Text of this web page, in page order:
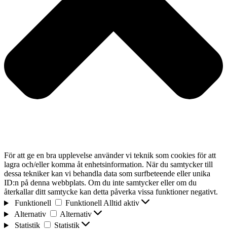
För att ge en bra upplevelse använder vi teknik som cookies för att
lagra och/eller komma åt enhetsinformation. När du samtycker till
dessa tekniker kan vi behandla data som surfbeteende eller unika
ID:n på denna webbplats. Om du inte samtycker eller om du
återkallar ditt samtycke kan detta påverka vissa funktioner negativt.
Funktionell
Funktionell Alltid aktiv
Alternativ
Alternativ
Statistik
Statistik